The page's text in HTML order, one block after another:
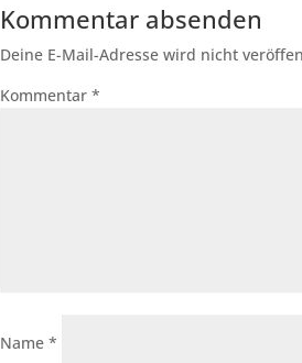
Kommentar absenden
Deine E-Mail-Adresse wird nicht
Kommentar*
Name*